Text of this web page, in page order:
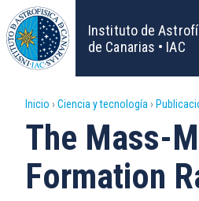
Pasar
al
contenido
principal
Instituto de
de Canarias • IAC
Sobrescribir
enlaces
de
Inicio Ciencia y tecnología
The Mass-
Formation